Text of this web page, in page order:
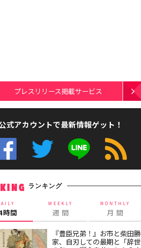
プレスリリース掲載サービス
式アカウントで最新情報ゲット！
ランキング
時間
WEEKLY
週 間
MONTHLY
月 間
『豊臣兄弟！』お市と柴田勝
家、自刃しての最期と「辞世